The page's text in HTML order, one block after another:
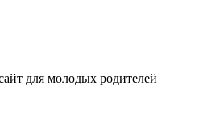
для молодых родителей